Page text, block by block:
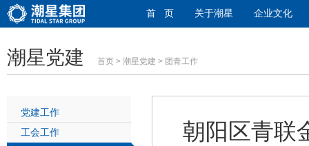
首 页 关于潮星 企业文化
潮星党建 首页 > 潮星党建 > 团青工作
党建工作
工会工作
朝阳区青联